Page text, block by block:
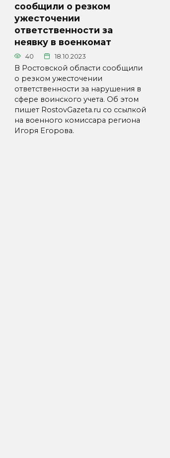
сообщили о резком
ужесточении
ответственности за
неявку в военкомат
40 18.10.2023
В Ростовской области сообщили
о резком ужесточении
ответственности за нарушения в
сфере воинского учета. Об этом
пишет RostovGazeta.ru со ссылкой
на военного комиссара региона
Игоря Егорова.